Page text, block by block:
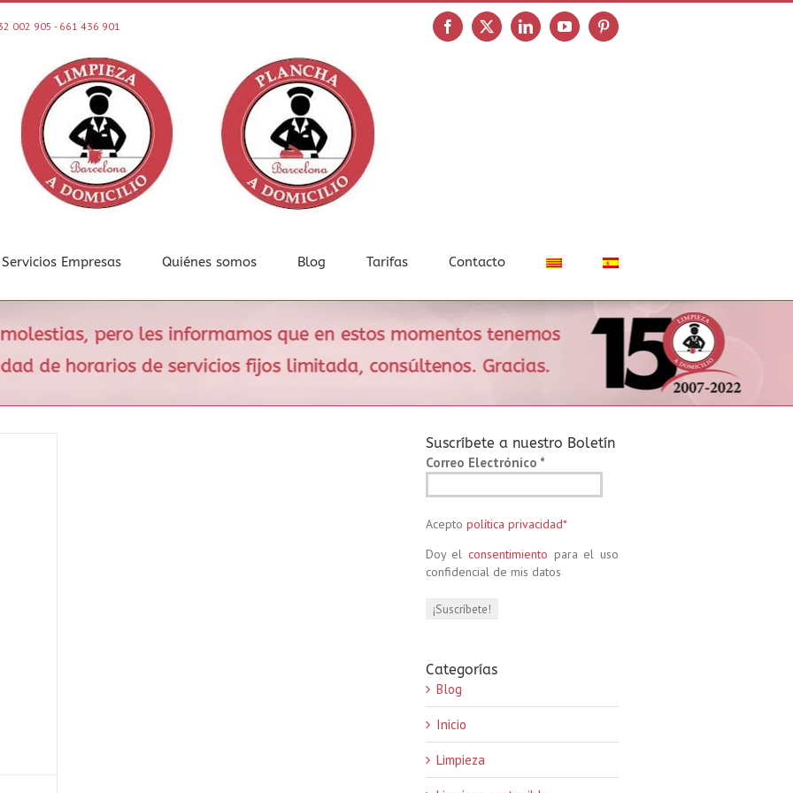
002 905 - 661 436 901 Facebook
X LinkedInYouTubePinterest
Servicios Empresas Quiénes somos Blog Tarifas Contacto
Suscríbete a nuestro Boletín
Correo Electrónico *
Acepto política privacidad*
Doy el consentimiento para el uso
confidencial de mis datos
Categorías
Blog
Inicio
Limpieza